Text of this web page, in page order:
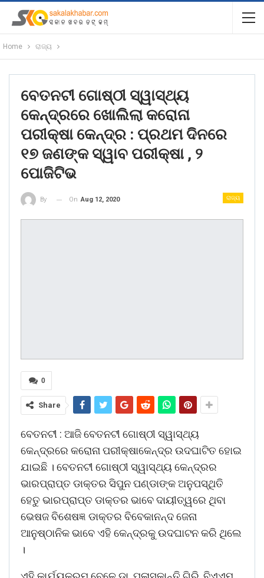
Home ରାଜ୍ୟ
ବେତନଟୀ ଗୋଷ୍ଠୀ ସ୍ୱାସ୍ଥ୍ୟ
କେନ୍ଦ୍ରରେ ଖୋଲିଲା କରୋନା
ପରୀକ୍ଷା କେନ୍ଦ୍ର : ପ୍ରଥମ ଦିନରେ
୧୭ ଜଣଙ୍କ ସ୍ୱାବ ପରୀକ୍ଷା , ୨
ପୋଜିଟିଭ
ରାଜ୍ୟ
By On Aug 12, 2020
0
Share
ବେତନଟୀ : ଆଜି ବେତନଟୀ ଗୋଷ୍ଠୀ ସ୍ୱାସ୍ଥ୍ୟ
କେନ୍ଦ୍ରରେ କରୋନା ପରୀକ୍ଷାକେନ୍ଦ୍ର ଉଦଘାଟିତ ହୋଇ
ଯାଇଛି । ବେତନଟୀ ଗୋଷ୍ଠୀ ସ୍ୱାସ୍ଥ୍ୟ କେନ୍ଦ୍ରର
ଭାରପ୍ରାପ୍ତ ଡାକ୍ତର ସିପୁନ ପଣ୍ଡାଙ୍କ ଅନୁପସ୍ଥିତି
ହେତୁ ଭାରପ୍ରାପ୍ତ ଡାକ୍ତର ଭାବେ ଦାୟୀତ୍ୱରେ ଥିବା
ଭେଷଜ ବିଶେଷଜ୍ଞ ଡାକ୍ତର ବିବେକାନନ୍ଦ ଜେନା
ଆନୁଷ୍ଠାନିକ ଭାବେ ଏହି କେନ୍ଦ୍ରକୁ ଉଦଘାଟନ କରି ଥିଲେ
।